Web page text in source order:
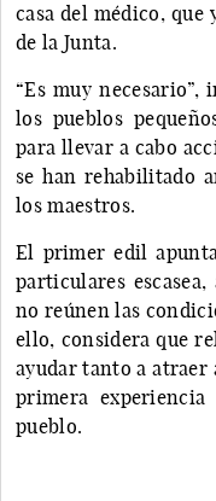
casa del médico,
de la Junta.
“Es muy
los pueblos
para llevar a cabo
se han rehabilitado
los maestros.
El primer edil
particulares
no reúnen las
ello, considera que
ayudar tanto a atraer
primera
pueblo.